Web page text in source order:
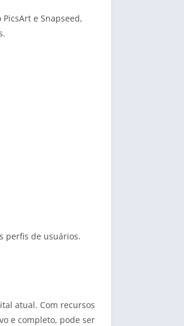
e Snapseed,
perfis de usuários.
atual. Com recursos
e completo, pode ser